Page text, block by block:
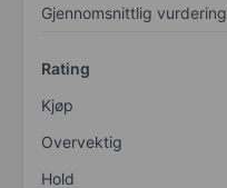
Gjennomsnittlig vurdering
Rating
Kjøp
Overvektig
Hold